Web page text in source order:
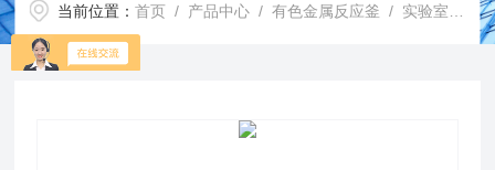
当前位置：首页 / 产品中心 /有色金属反应釜 / 实验室钛材反应釜